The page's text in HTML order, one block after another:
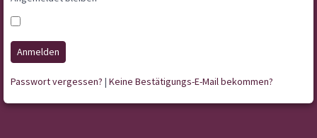
Anmelden
Passwort vergessen? | Keine Bestätigungs-E-Mail bekommen?